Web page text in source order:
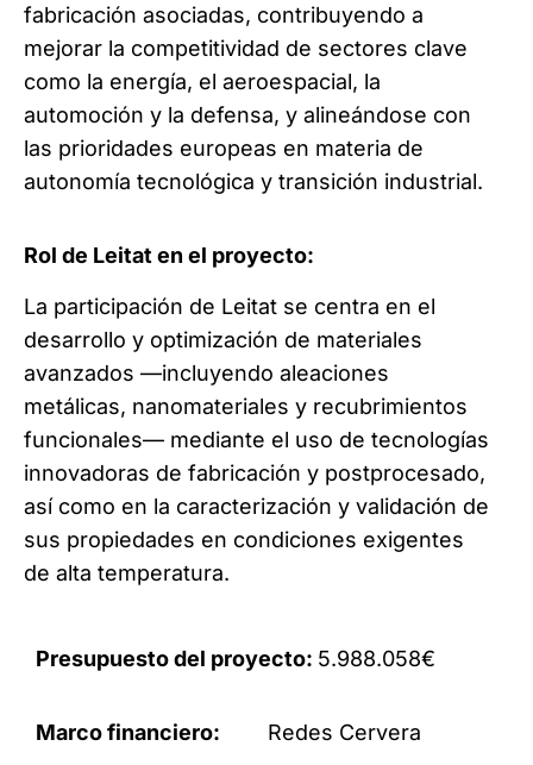
fabricación asociadas, contribuyendo a
mejorar la competitividad de sectores clave
como la energía, el aeroespacial, la
automoción y la defensa, y alineándose con
las prioridades europeas en materia de
autonomía tecnológica y transición industrial.
Rol de Leitat en el proyecto:
La participación de Leitat se centra en el
desarrollo y optimización de materiales
avanzados —incluyendo aleaciones
metálicas, nanomateriales y recubrimientos
funcionales— mediante el uso de tecnologías
innovadoras de fabricación y postprocesado,
así como en la caracterización y validación de
sus propiedades en condiciones exigentes
de alta temperatura.
Presupuesto del proyecto: 5.988.058€
Marco financiero: Redes Cervera